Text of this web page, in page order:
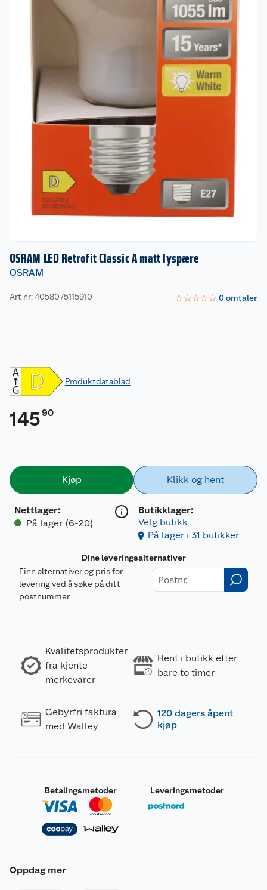
OSRAM LED Retrofit Classic A matt lyspære
OSRAM
Art nr: 4058075115910 ☆☆☆☆☆ 0omtaler
Produktdatablad
14590
Kjøp
Nettlager:
På lager (6-20)
Klikk og hent
Butikklager:
Velg butikk
På lager i 31 butikker
Dine leveringsalternativer
Finn alternativer og pris for
levering ved å søke på ditt
postnummer
Kvalitetsprodukter
fra kjente
merkevarer
Hent i butikk etter
bare to timer
Gebyrfri faktura
med Walley
120 dagers åpent
kjøp
Betalingsmetoder Leveringsmetoder
Oppdag mer